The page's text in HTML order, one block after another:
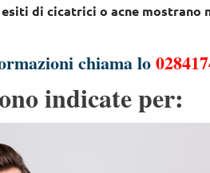
di cicatrici o acne mostrano
chiama lo
indicate per: